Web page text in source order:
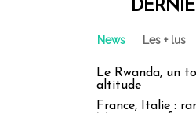
News Les + lus
Le Rwanda, un
altitude
France, Italie :